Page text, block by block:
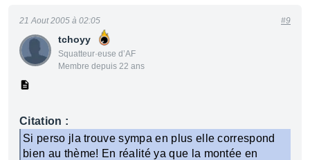
tchoyy
Squatteur·euse d’AF
Membre depuis 22 ans
21 Aout 2005 à 02:05 #9
Citation :
Si perso jla trouve sympa en plus elle correspond
bien au thème! En réalité ya que la montée en